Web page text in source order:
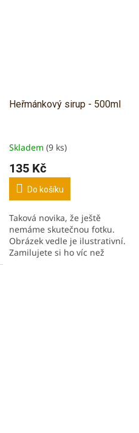
Heřmánkový sirup - 500ml
Skladem (9 ks)
135 Kč
Do košíku
Taková novika, že ještě
nemáme skutečnou fotku.
Obrázek vedle je ilustrativní.
Zamilujete si ho víc než